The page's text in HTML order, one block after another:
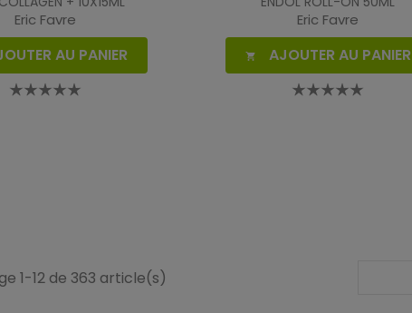
Eric Favre
AU PANIER
Eric Favre
 AJOUTER AU PANIER
1-12 de 363 article(s)